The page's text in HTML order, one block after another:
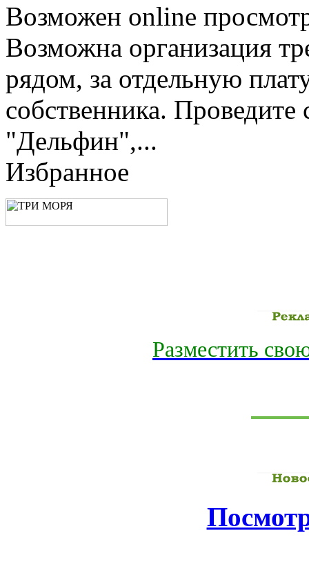
Возможен online
Возможна организация
рядом, за отдельную
собственника. Проведите
"Дельфин",...
Избранное
Разместить